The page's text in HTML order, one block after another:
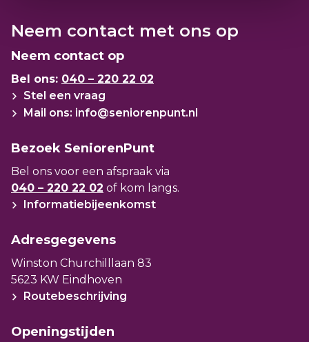
Neem contact met ons op
Neem contact op
Bel ons: 040 – 220 22 02
Stel een vraag
Mail ons: info@seniorenpunt.nl
Bezoek SeniorenPunt
Bel ons voor een afspraak via
040 – 220 22 02 of kom langs.
Informatiebijeenkomst
Adresgegevens
Winston Churchilllaan 83
5623 KW Eindhoven
Routebeschrijving
Openingstijden